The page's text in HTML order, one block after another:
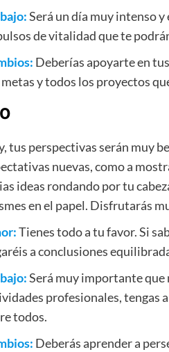
Será un día muy intenso
de vitalidad que te
Deberías apoyarte en
y todos los proyectos
tus perspectivas serán muy
nuevas, como a
ideas rondando por tu
en el papel. Disfrutarás
Tienes todo a tu favor. Si
a conclusiones
Será muy importante que
profesionales, tengas
todos.
Deberás aprender a